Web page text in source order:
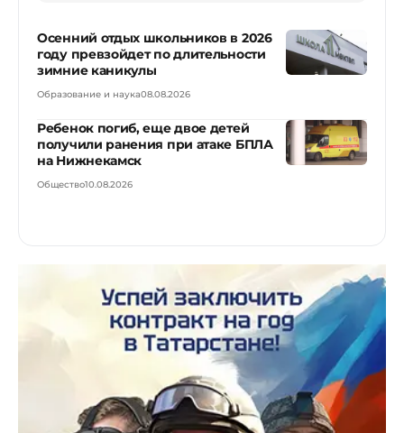
Осенний отдых школьников в 2026
году превзойдет по длительности
зимние каникулы
Образование и наука08.08.2026
Ребенок погиб, еще двое детей
получили ранения при атаке БПЛА
на Нижнекамск
Общество10.08.2026